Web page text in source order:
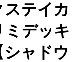
ステイカ
ミデッキ
ャドウ